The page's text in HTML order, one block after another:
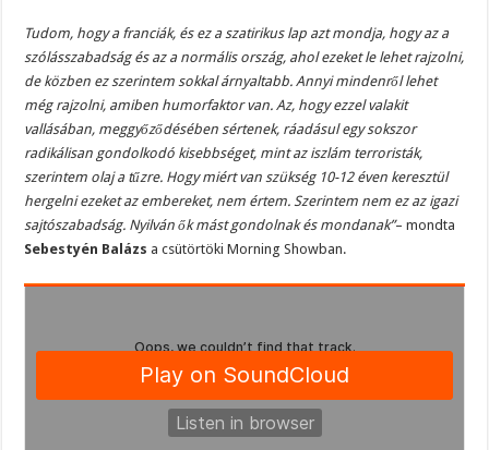
Tudom, hogy a franciák, és ez a szatirikus lap azt mondja, hogy az a
szólásszabadság és az a normális ország, ahol ezeket le lehet rajzolni,
de közben ez szerintem sokkal árnyaltabb. Annyi mindenről lehet
még rajzolni, amiben humorfaktor van. Az, hogy ezzel valakit
vallásában, meggyőződésében sértenek, ráadásul egy sokszor
radikálisan gondolkodó kisebbséget, mint az iszlám terroristák,
szerintem olaj a tűzre. Hogy miért van szükség 10-12 éven keresztül
hergelni ezeket az embereket, nem értem. Szerintem nem ez az igazi
sajtószabadság. Nyilván ők mást gondolnak és mondanak”– mondta
Sebestyén Balázs a csütörtöki Morning Showban.